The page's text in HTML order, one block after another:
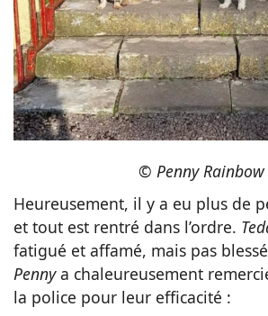
© Penny Rainbow
Heureusement, il y a eu plus de
et tout est rentré dans l’ordre.
fatigué et affamé, mais pas
Pennya chaleureusement
la police pour leur efficacité :